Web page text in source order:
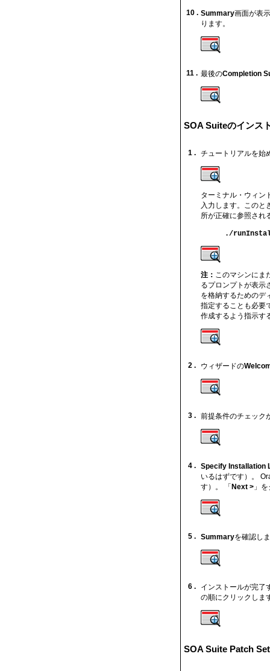
10 . Summary画面が表
ります。
11 . 最後のCompletion
SOA Suiteのインス
1 . チュートリアルを始
ターミナル・ウィン
入力します。このと
所が正確に参照され
./
注： このマシンにま
るプロンプトが表示
を格納するためのデ
指定することも必要
作成するよう指示す
2 . ウィザードの
3 . 前提条件のチェック
4 . Specify Installation
いるはずです）。
す）。 「Next > 」
5 . Summaryを確認し
6 .
インストールが完了
の順にクリックしま
SOA Suite Patch